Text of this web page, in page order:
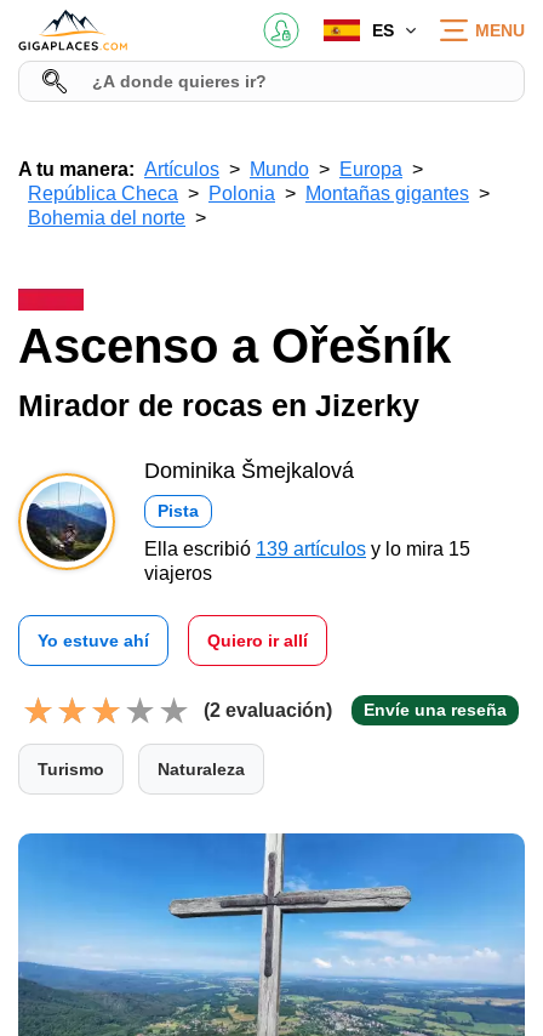
ES MENU
A tu manera: Artículos Mundo
Europa
República Checa
Polonia
Montañas gigantes
Bohemia del norte
Ascenso a Ořešník
Mirador de rocas en Jizerky
Dominika Šmejkalová
Pista
Ella escribió 139 artículos y lo mira 15
viajeros
Yo estuve ahí Quiero ir allí
(2 evaluación) Envíe una reseña
Turismo Naturaleza